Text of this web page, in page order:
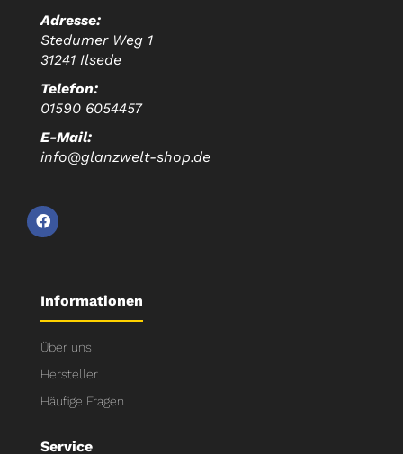
Adresse:
Stedumer Weg 1
31241 Ilsede
Telefon:
01590 6054457
E-Mail:
info@glanzwelt-shop.de
Informationen
Über uns
Hersteller
Häufige Fragen
Service